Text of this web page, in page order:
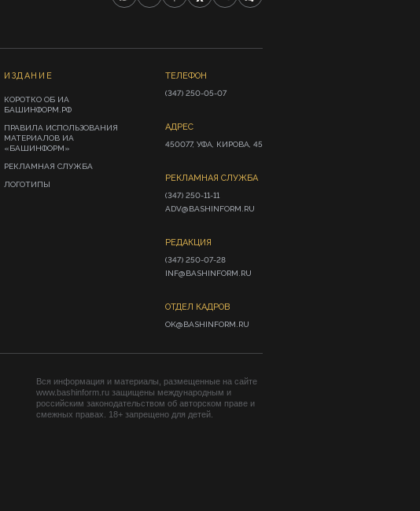
ИЗДАНИЕ
КОРОТКО ОБ ИА
БАШИНФОРМ.РФ
ПРАВИЛА ИСПОЛЬЗОВАНИЯ
МАТЕРИАЛОВ ИА
«БАШИНФОРМ»
РЕКЛАМНАЯ СЛУЖБА
ЛОГОТИПЫ
ТЕЛЕФОН
(347) 250-05-07
АДРЕС
450077, УФА, КИРОВА, 45
РЕКЛАМНАЯ СЛУЖБА
(347) 250-11-11
ADV@BASHINFORM.RU
РЕДАКЦИЯ
(347) 250-07-28
INF@BASHINFORM.RU
ОТДЕЛ КАДРОВ
OK@BASHINFORM.RU
Вся информация и материалы, размещенные на сайте
www.bashinform.ru защищены международным и
российским законодательством об авторском праве и
смежных правах. 18+ запрещено для детей.